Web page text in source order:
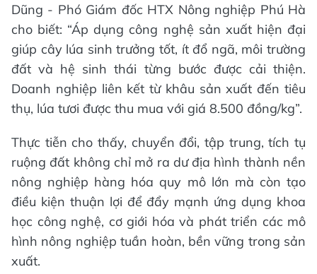
Dũng - Phó Giám đốc HTX Nông nghiệp Phú Hà
cho biết: “Áp dụng công nghệ sản xuất hiện đại
giúp cây lúa sinh trưởng tốt, ít đổ ngã, môi trường
đất và hệ sinh thái từng bước được cải thiện.
Doanh nghiệp liên kết từ khâu sản xuất đến tiêu
thụ, lúa tươi được thu mua với giá 8.500 đồng/kg”.
Thực tiễn cho thấy, chuyển đổi, tập trung, tích tụ
ruộng đất không chỉ mở ra dư địa hình thành nền
nông nghiệp hàng hóa quy mô lớn mà còn tạo
điều kiện thuận lợi để đẩy mạnh ứng dụng khoa
học công nghệ, cơ giới hóa và phát triển các mô
hình nông nghiệp tuần hoàn, bền vững trong sản
xuất.